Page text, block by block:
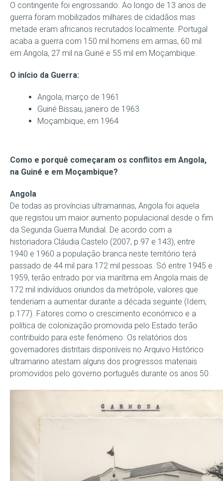
O contingente foi engrossando. Ao longo de 13 anos de
guerra foram mobilizados milhares de cidadãos mas
metade eram africanos recrutados localmente. Portugal
acaba a guerra com 150 mil homens em armas, 60 mil
em Angola, 27 mil na Guiné e 55 mil em Moçambique.
O início da Guerra:
Angola, março de 1961
Guiné Bissau, janeiro de 1963
Moçambique, em 1964
Como e porquê começaram os conflitos em Angola,
na Guiné e em Moçambique?
Angola
De todas as províncias ultramarinas, Angola foi aquela
que registou um maior aumento populacional desde o fim
da Segunda Guerra Mundial. De acordo com a
historiadora Cláudia Castelo (2007, p.97 e 143), entre
1940 e 1960 a população branca neste território terá
passado de 44 mil para 172 mil pessoas. Só entre 1945 e
1959, terão entrado por via marítima em Angola mais de
172 mil indivíduos oriundos da metrópole, valores que
tenderiam a aumentar durante a década seguinte (Idem,
p.177). Fatores como o crescimento económico e a
política de colonização promovida pelo Estado terão
contribuído para este fenómeno. Os relatórios dos
governadores distritais disponíveis no Arquivo Histórico
ultramarino atestam alguns dos progressos materiais
promovidos pelo governo português durante os anos 50.